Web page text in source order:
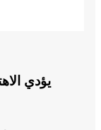
يؤدي